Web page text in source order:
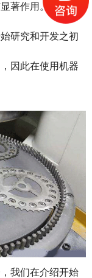
著作用。
研究和开发之初
因此在使用机器
我们在介绍开始